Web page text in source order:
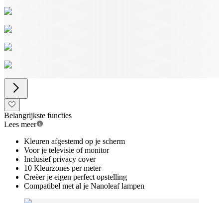
Belangrijkste functies
Lees meer
Kleuren afgestemd op je scherm
Voor je televisie of monitor
Inclusief privacy cover
10 Kleurzones per meter
Creëer je eigen perfect opstelling
Compatibel met al je Nanoleaf lampen